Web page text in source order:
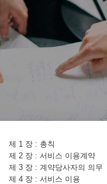
제 1 장 : 총칙
제 2 장 : 서비스 이용계약
제 3 장 : 계약당사자의 의무
제 4 장 : 서비스 이용